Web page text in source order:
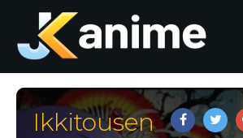
Ikkitousen